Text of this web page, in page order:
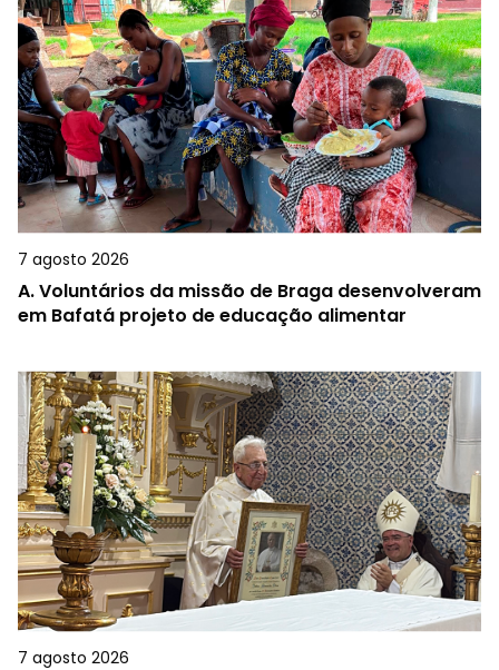
7 agosto 2026
A.Voluntários da missão de Braga desenvolveram
em Bafatá projeto de educação alimentar
7 agosto 2026